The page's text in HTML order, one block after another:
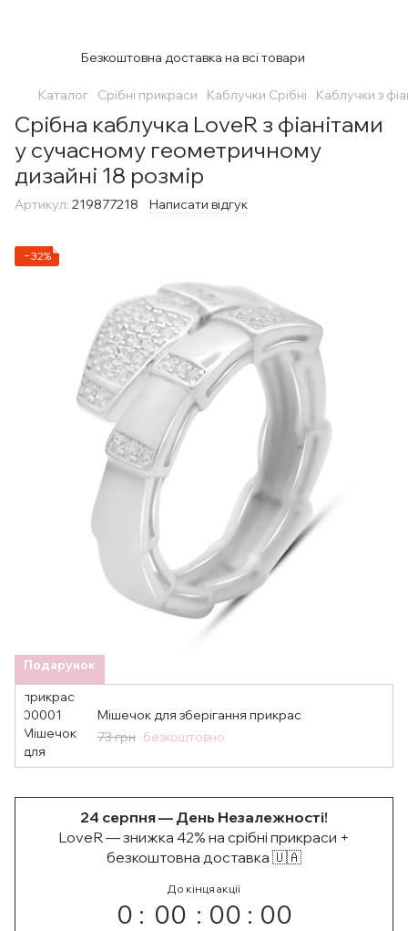
Безкоштовна доставка на всі товари
Каталог Срібні прикраси Каблучки Срібні Каблучки з
Срібна каблучка LoveR з фіанітами
у сучасному геометричному
дизайні 18 розмір
Артикул: 219877218 Написати відгук
−32%
Подарунок
Мішечок для зберігання прикрас
73 грн безкоштовно
24 серпня — День Незалежності!
LoveR — знижка 42% на срібні прикраси +
безкоштовна доставка 🇺🇦
До кінця акції
0 00 00 00